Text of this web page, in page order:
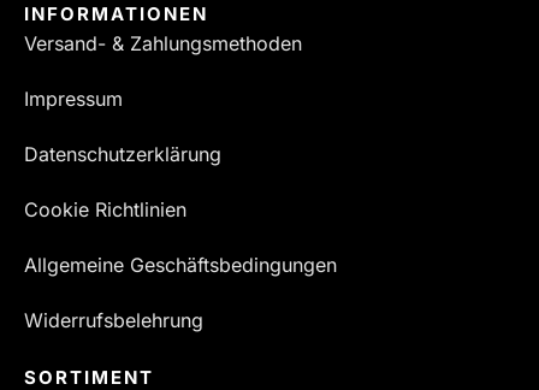
INFORMATIONEN
Versand- & Zahlungsmethoden
Impressum
Datenschutzerklärung
Cookie Richtlinien
Allgemeine Geschäftsbedingungen
Widerrufsbelehrung
SORTIMENT